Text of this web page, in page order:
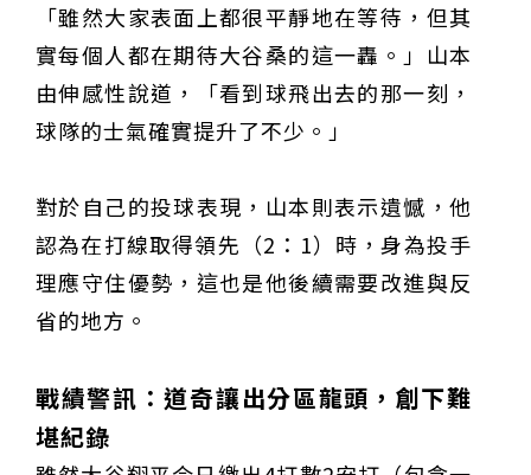
「雖然大家表面上都很平靜地在等待，但其
實每個人都在期待大谷桑的這一轟。」山本
由伸感性說道，「看到球飛出去的那一刻，
球隊的士氣確實提升了不少。」
對於自己的投球表現，山本則表示遺憾，他
認為在打線取得領先（2：1）時，身為投手
理應守住優勢，這也是他後續需要改進與反
省的地方。
戰績警訊：道奇讓出分區龍頭，創下難
堪紀錄